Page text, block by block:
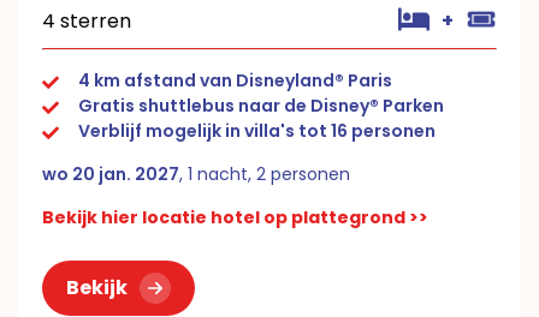
4 sterren
+
4 km afstand van Disneyland® Paris
Gratis shuttlebus naar de Disney® Parken
Verblijf mogelijk in villa's tot 16 personen
wo 20 jan. 2027, 1 nacht, 2 personen
Bekijk hier locatie hotel op plattegrond >>
Bekijk